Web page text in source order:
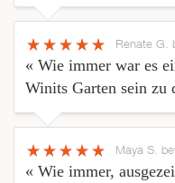
Renate G.
« Wie immer war es
Winits Garten sein zu
Maya S.
« Wie immer,